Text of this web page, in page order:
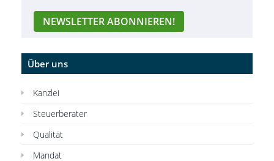
Über uns
Kanzlei
Steuerberater
Qualität
Mandat